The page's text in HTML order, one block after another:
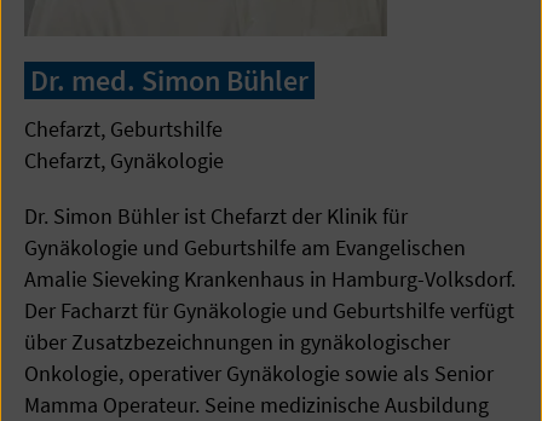
Dr. med. Simon Bühler
Chefarzt, Geburtshilfe
Chefarzt, Gynäkologie
Dr. Simon Bühler ist Chefarzt der Klinik für
Gynäkologie und Geburtshilfe am Evangelischen
Amalie Sieveking Krankenhaus in Hamburg-Volksdorf.
Der Facharzt für Gynäkologie und Geburtshilfe verfügt
über Zusatzbezeichnungen in gynäkologischer
Onkologie, operativer Gynäkologie sowie als Senior
Mamma Operateur. Seine medizinische Ausbildung